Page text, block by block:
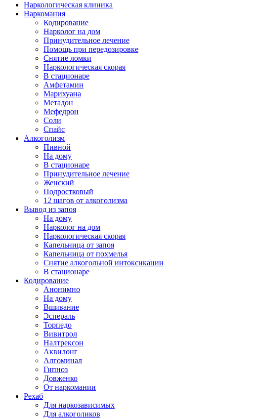
Наркологическая клиника
Наркомания
Кодирование
Нарколог на дом
Принудительное лечение
Помощь при передозировке
Снятие ломки
Наркологическая скорая
В стационаре
Амфетамин
Марихуана
Метадон
Мефедрон
Соли
Спайс
Алкоголизм
Пивной
На дому
В стационаре
Принудительное лечение
Женский
Подростковый
12 шагов от алкоголизма
Вывод из запоя
На дому
Нарколог на дом
Наркологическая скорая
Капельница от запоя
Капельница от похмелья
Снятие алкогольной интоксикации
В стационаре
Кодирование
Анонимно
На дому
Вшивание
Эспераль
Торпедо
Вивитрол
Налтрексон
Аквилонг
Алгоминал
Гипноз
Довженко
От наркомании
Рехаб
Для наркозависимых
Для алкоголиков